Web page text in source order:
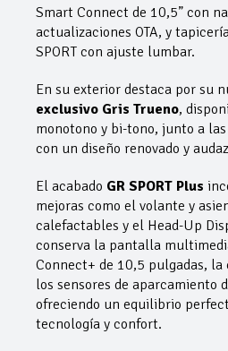
Smart Connect de 10,5” con
actualizaciones OTA, y
SPORT con ajuste lumbar.
En su exterior destaca por su
exclusivo Gris Trueno,
monotono y bi-tono, junto a
con un diseño renovado y
El acabado GR SPORT Plus
mejoras como el volante y
calefactables y el Head-Up
conserva la pantalla
Connect+ de 10,5 pulgadas,
los sensores de aparcamiento
ofreciendo un equilibrio
tecnología y confort.